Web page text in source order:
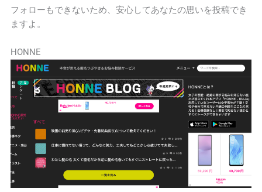
フォローもできないため、安心してあなたの思いを投稿でき
ますよ。
HONNE